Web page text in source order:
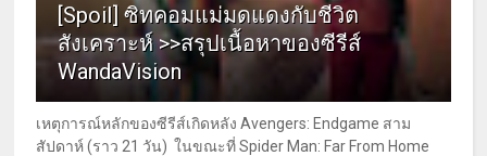
[Spoil] ซิทคอมแม่มดแดงกับชีวิต
สังเคราะห์ >>สรุปเนื้อหาของซีรีส์
WandaVision
เหตุการณ์หลักของซีรีส์เกิดหลัง Avengers: Endgame สาม
สัปดาห์ (ราว 21 วัน) ในขณะที่ Spider Man: Far From Home